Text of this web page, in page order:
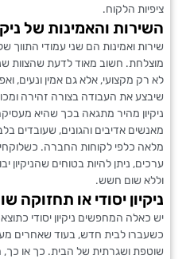
ציפיות הלקוח.
השירות והאמינות של
שירות ואמינות הם שני עמודי התווך
מוצלחת. חשוב מאוד לדעת שהצוות
לא רק מקצועי, אלא גם אמין ונעים,
שיבצע את העבודה בצורה זהירה
ניקיון מהיר מתגאה בכך שהיא
מאנשים אדיבים והגונים, שעובדים
מלאה כלפי לקוחות החברה.
ערכים, ניתן להיות בטוחים שהניקיון
וללא שום חשש.
ניקיון יסודי או תחזוקה
יש כאלה המחפשים ניקיון יסודי
כשעברו לבית חדש, בעוד שאחרים
שוטפת ושגרתית של הבית. כך או